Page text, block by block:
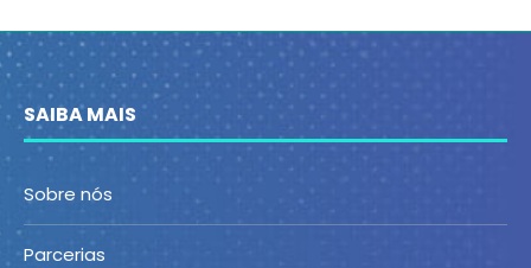
SAIBA MAIS
Sobre nós
Parcerias